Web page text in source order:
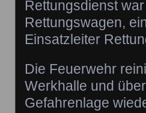
Rettungsdienst
Rettungswagen,
Einsatzleiter
Die Feuerwehr
Werkhalle und
Gefahrenlage